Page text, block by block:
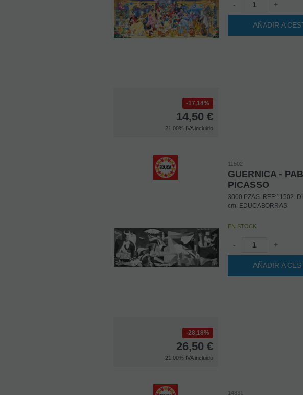
17,14%
14,50 €
21.00% IVA incluido
- +
AÑADIR A
28,18%
26,50 €
21.00% IVA incluido
11502
GUERNICA -
PICASSO
3000 PZAS. REF:11502.
cm. EDUCABORRAS
EN STOCK
- +
AÑADIR A
14831